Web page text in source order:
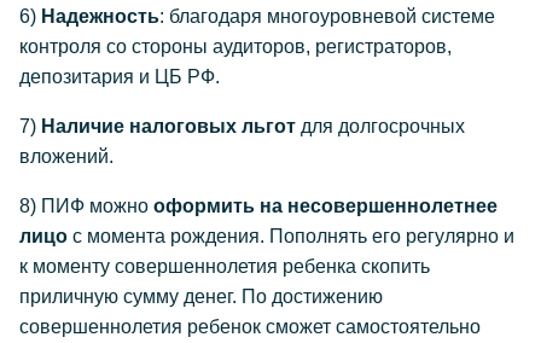
6) Надежность: благодаря многоуровневой системе
контроля со стороны аудиторов, регистраторов,
депозитария и ЦБ РФ.
7) Наличие налоговых льгот для долгосрочных
вложений.
8) ПИФ можно оформить на несовершеннолетнее
лицо с момента рождения. Пополнять его регулярно и
к моменту совершеннолетия ребенка скопить
приличную сумму денег. По достижению
совершеннолетия ребенок сможет самостоятельно